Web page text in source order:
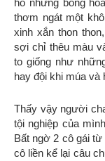
thơm ngát một
xinh xắn thon
sợi chỉ thêu màu
to giống như
hay đội khi múa và
Thấy vậy người
tội nghiệp của
Bất ngờ 2 cô gái
cô liền kể lại câu